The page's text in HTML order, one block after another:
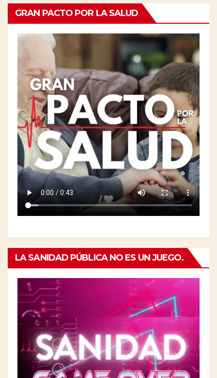
GRAN PACTO POR LA SALUD
LA SANIDAD PÚBLICA NO ES UN JUEGO.